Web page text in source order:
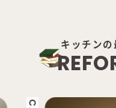
キッチン
REFO